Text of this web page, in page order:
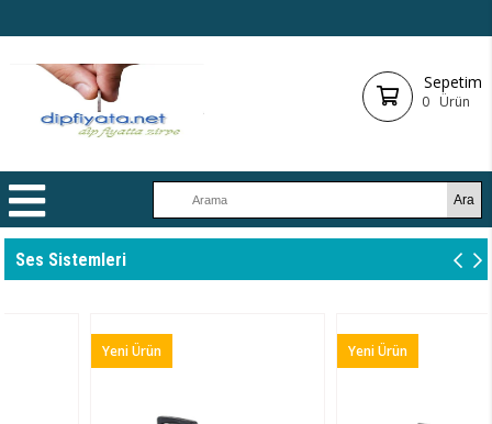
Sepetim
0 Ürün
Ses Sistemleri